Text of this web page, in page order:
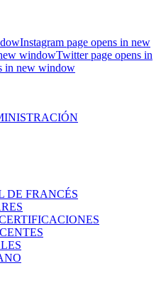
Instagram page opens in new
windowTwitter page opens in
in new window
DE FRANCÉS